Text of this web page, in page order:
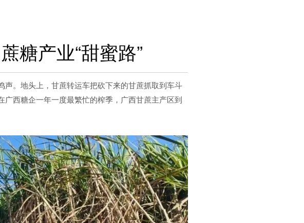
糖产业“甜蜜路”
。地头上，甘蔗转运车把砍下来的甘蔗抓取到车斗
西糖企一年一度最繁忙的榨季，广西甘蔗主产区到